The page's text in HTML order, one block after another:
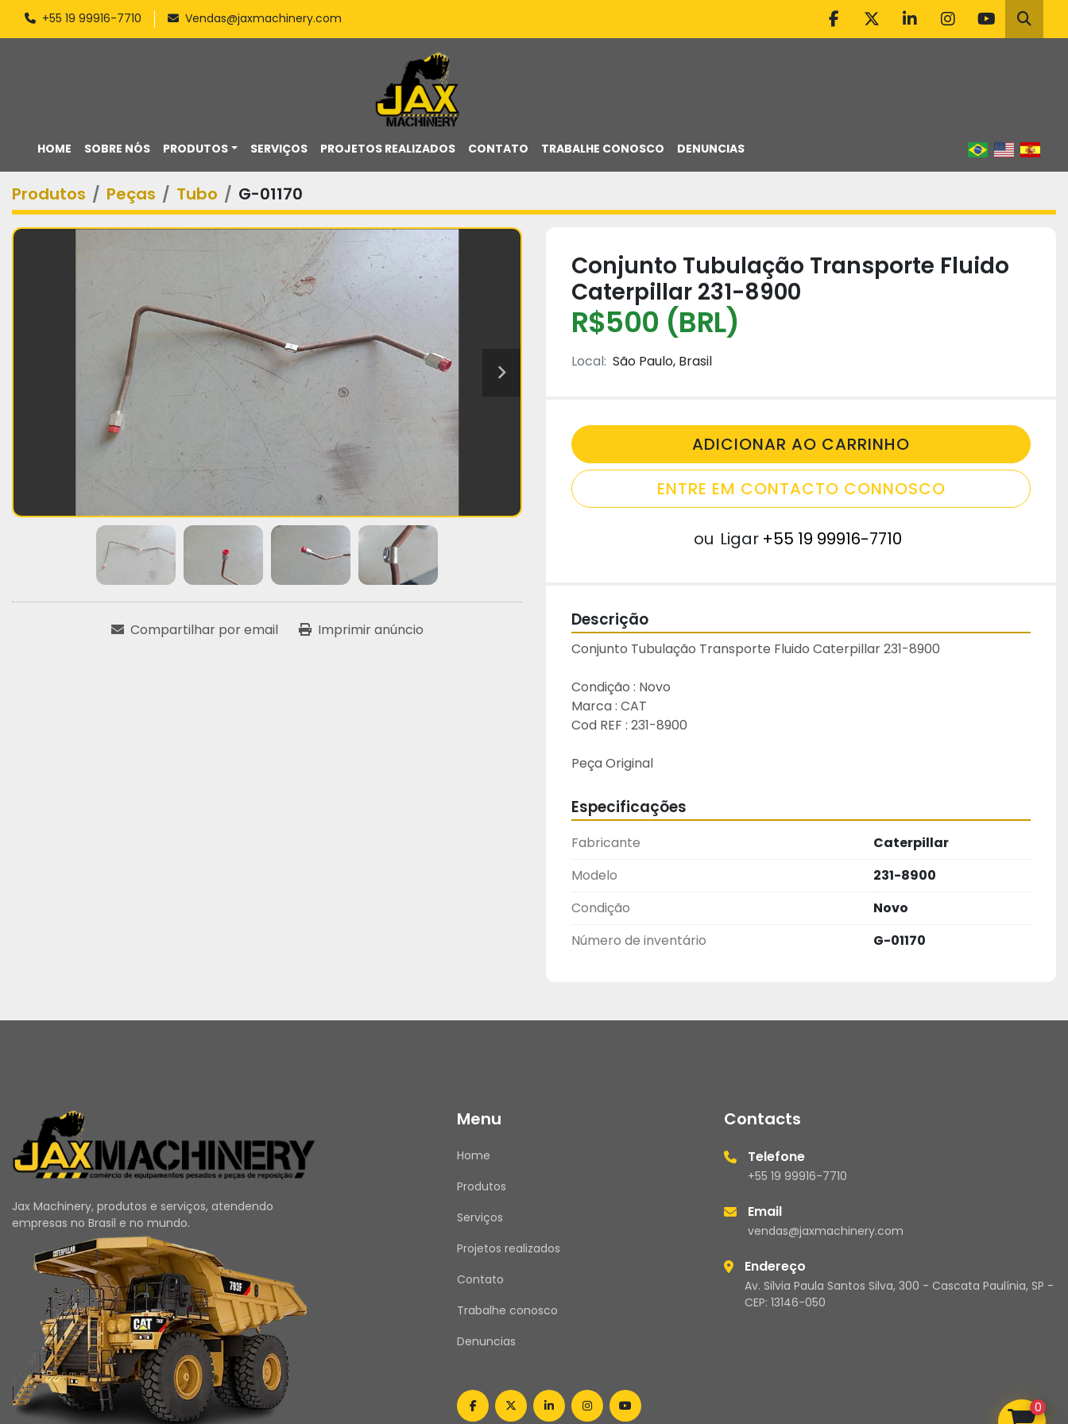
+55 19 99916-7710 Vendas@jaxmachinery.com
facebook
twitterlinkedininstagram
youtube
HOME PRODUTOS
SOBRE NÓS SERVIÇOS PROJETOS REALIZADOS CONTATO TRABALHE CONOSCO DENUNCIAS
Produtos Peças Tubo G-01170
Compartilhar por email Imprimir anúncio
Conjunto Tubulação Transporte Fluido
Caterpillar 231-8900
R$500 (BRL)
Local: São Paulo, Brasil
ADICIONAR AO CARRINHO
ENTRE EM CONTACTO CONNOSCO
ou Ligar +55 19 99916-7710
Descrição
Conjunto Tubulação Transporte Fluido Caterpillar 231-8900
Condição : Novo
Marca : CAT
Cod REF : 231-8900
Peça Original
Especificações
Fabricante
Caterpillar
Modelo
231-8900
Condição
Novo
Número de inventário
G-01170
Jax Machinery, produtos e serviços, atendendo
empresas no Brasil e no mundo.
Menu
Home
Produtos
Serviços
Projetos realizados
Contato
Trabalhe conosco
Denuncias
Contacts
Telefone
+55 19 99916-7710
Email
vendas@jaxmachinery.com
Endereço
Av. Silvia Paula Santos Silva, 300 - Cascata Paulínia, SP -
CEP: 13146-050
facebooktwitterlinkedininstagramyoutube 0